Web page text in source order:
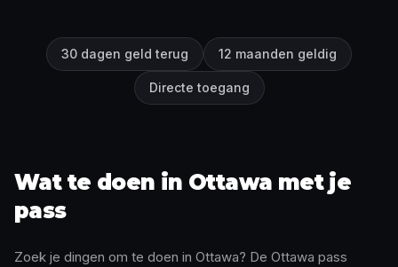
30 dagen geld terug 12 maanden geldig
Directe toegang
Wat te doen in Ottawa met je
pass
Zoek je dingen om te doen in Ottawa? De Ottawa pass